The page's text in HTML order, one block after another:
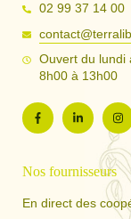
02 99 37 14 00
Ouvert du lundi
8h00 à 13h00
Nos fournisseurs
En direct des